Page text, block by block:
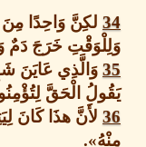
لكِنَّ وَاحِدًا مِنَ
خَرَجَ دَمٌ وَمَاءٌ.
وَالَّذِي عَايَنَ شَهِدَ،
الْحَقَّ لِتُؤْمِنُوا أَنْتُمْ.
لأَنَّ هذَا كَانَ لِيَتِمَّ